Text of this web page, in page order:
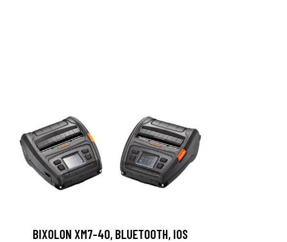
BIXOLON XM7-40, BLUETOOTH, IOS